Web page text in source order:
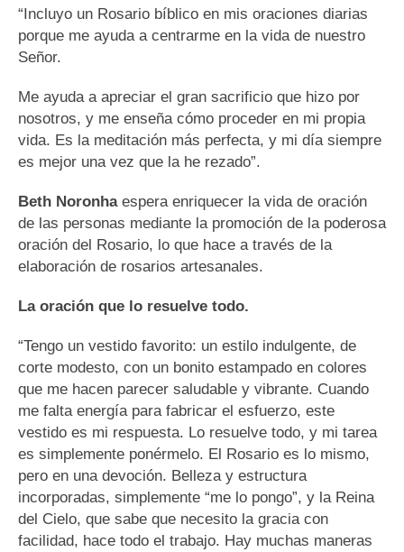
“Incluyo un Rosario bíblico en mis oraciones diarias
porque me ayuda a centrarme en la vida de nuestro
Señor.
Me ayuda a apreciar el gran sacrificio que hizo por
nosotros, y me enseña cómo proceder en mi propia
vida. Es la meditación más perfecta, y mi día siempre
es mejor una vez que la he rezado”.
Beth Noronhaespera enriquecer la vida de oración
de las personas mediante la promoción de la poderosa
oración del Rosario, lo que hace a través de la
elaboración de rosarios artesanales.
La oración que lo resuelve todo.
“Tengo un vestido favorito: un estilo indulgente, de
corte modesto, con un bonito estampado en colores
que me hacen parecer saludable y vibrante. Cuando
me falta energía para fabricar el esfuerzo, este
vestido es mi respuesta. Lo resuelve todo, y mi tarea
es simplemente ponérmelo. El Rosario es lo mismo,
pero en una devoción. Belleza y estructura
incorporadas, simplemente “me lo pongo”, y la Reina
del Cielo, que sabe que necesito la gracia con
facilidad, hace todo el trabajo. Hay muchas maneras